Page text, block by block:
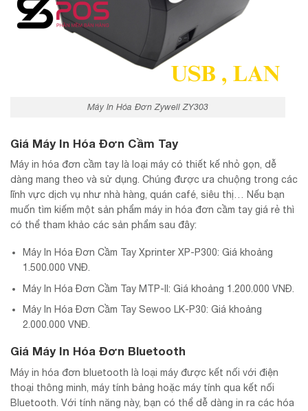
Máy In Hóa Đơn Zywell ZY303
Giá Máy In Hóa Đơn Cầm Tay
Máy in hóa đơn cầm tay là loại máy có thiết kế nhỏ gọn, dễ
dàng mang theo và sử dụng. Chúng được ưa chuộng trong các
lĩnh vực dịch vụ như nhà hàng, quán café, siêu thị… Nếu bạn
muốn tìm kiếm một sản phẩm máy in hóa đơn cầm tay giá rẻ thì
có thể tham khảo các sản phẩm sau đây:
Máy In Hóa Đơn Cầm Tay Xprinter XP-P300: Giá khoảng
1.500.000 VNĐ.
Máy In Hóa Đơn Cầm Tay MTP-II: Giá khoảng 1.200.000 VNĐ.
Máy In Hóa Đơn Cầm Tay Sewoo LK-P30: Giá khoảng
2.000.000 VNĐ.
Giá Máy In Hóa Đơn Bluetooth
Máy in hóa đơn bluetooth là loại máy được kết nối với điện
thoại thông minh, máy tính bảng hoặc máy tính qua kết nối
Bluetooth. Với tính năng này, bạn có thể dễ dàng in ra các hóa